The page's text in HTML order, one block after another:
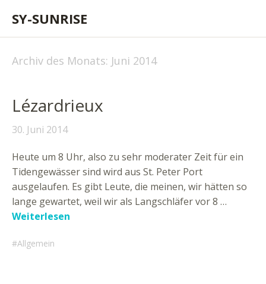
SY-SUNRISE
Archiv des Monats: Juni 2014
Lézardrieux
30. Juni 2014
Heute um 8 Uhr, also zu sehr moderater Zeit für ein
Tidengewässer sind wird aus St. Peter Port
ausgelaufen. Es gibt Leute, die meinen, wir hätten so
lange gewartet, weil wir als Langschläfer vor 8 …
Weiterlesen
Allgemein